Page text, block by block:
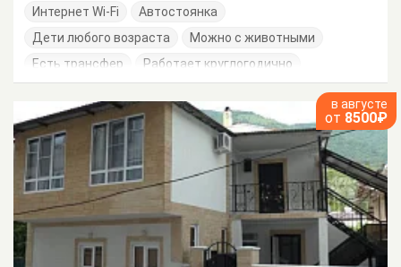
Интернет Wi-Fi
Автостоянка
Дети любого возраста
Можно с животными
Есть трансфер
Работает круглогодично
в августе
от 8500₽